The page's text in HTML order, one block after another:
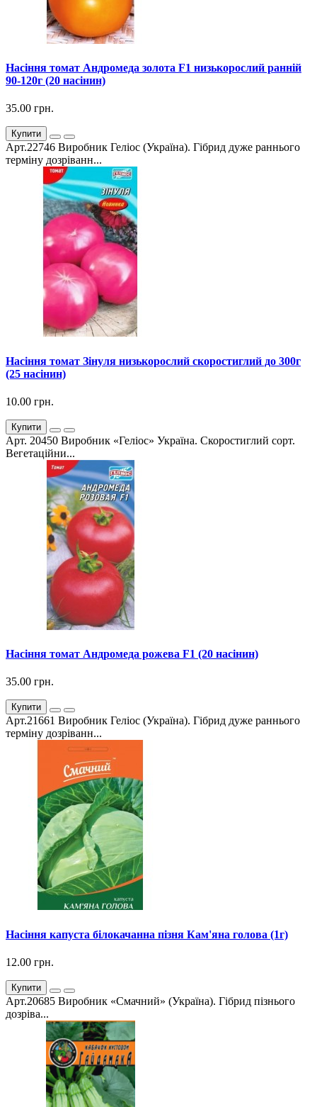
Насіння томат Андромеда золота F1 низькорослий ранній
90-120г (20 насінин)
35.00 грн.
Купити
Арт.22746 Виробник Геліос (Україна). Гібрид дуже раннього
терміну дозріванн...
Насіння томат Зінуля низькорослий скоростиглий до 300г
(25 насінин)
10.00 грн.
Купити
Арт. 20450 Виробник «Геліос» Україна. Скоростиглий сорт.
Вегетаційни...
Насіння томат Андромеда рожева F1 (20 насінин)
35.00 грн.
Купити
Арт.21661 Виробник Геліос (Україна). Гібрид дуже раннього
терміну дозріванн...
Насіння капуста білокачанна пізня Кам'яна голова (1г)
12.00 грн.
Купити
Арт.20685 Виробник «Смачний» (Україна). Гібрид пізнього
дозріва...